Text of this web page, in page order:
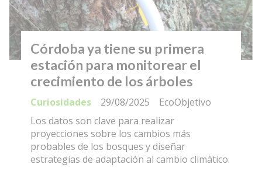
Córdoba ya tiene su primera
estación para monitorear el
crecimiento de los árboles
EcoObjetivo
Curiosidades
29/08/2025
Los datos son clave para realizar
proyecciones sobre los cambios más
probables de los bosques y diseñar
estrategias de adaptación al cambio climático.